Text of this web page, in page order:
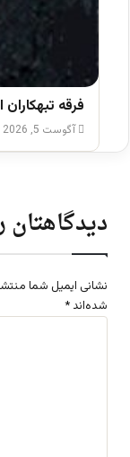
فرقه
آگوست 5, 2026
دیدگاهتان
نشانی ایمیل شما
شده‌اند *